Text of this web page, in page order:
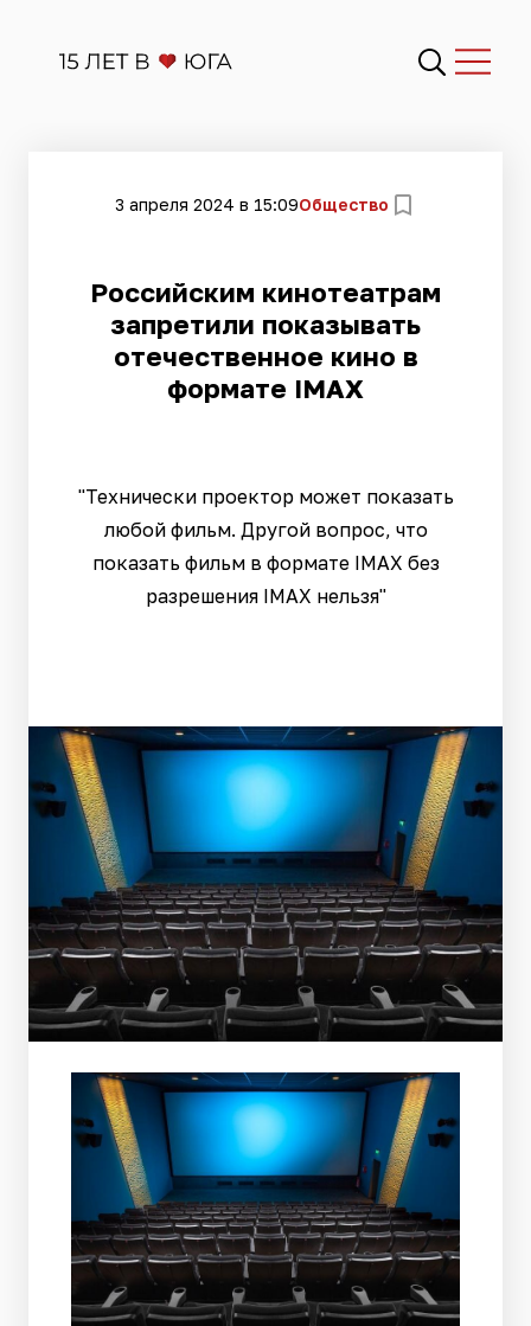
3 апреля 2024 в 15:09Общество
Российским кинотеатрам
запретили показывать
отечественное кино в
формате IMAX
"Технически проектор может показать
любой фильм. Другой вопрос, что
показать фильм в формате IMAX без
разрешения IMAX нельзя"